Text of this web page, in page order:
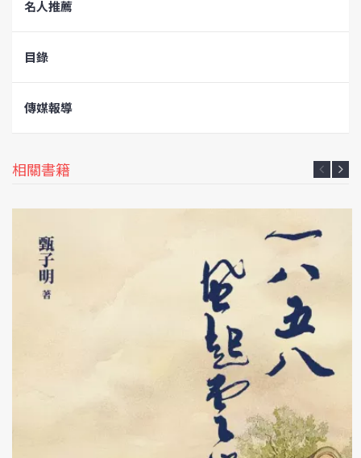
名人推薦
目錄
傳媒報導
相關書籍